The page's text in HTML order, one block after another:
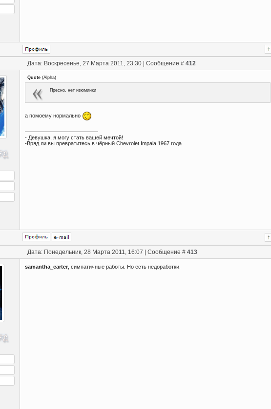
Дата: Воскресенье, 27 Марта 2011, 23:30 | Сообщение # 412
Quote (Alpha)
Пресно, нет изюминки
а помоему нормально
- Девушка, я могу стать вашей мечтой!
-Вряд ли вы превратитесь в чёрный Chevrolet Impala 1967 года
Дата: Понедельник, 28 Марта 2011, 16:07 | Сообщение # 413
samantha_carter , симпатичные работы. Но есть недоработки.